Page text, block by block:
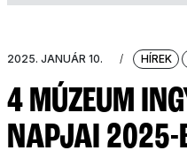
2025. JANUÁR 10. / HÍREK
4 MÚZEUM
NAPJAI 2025-